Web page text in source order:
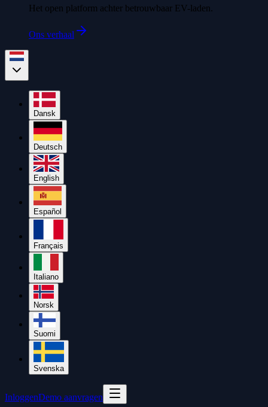
Het open platform achter betrouwbaar EV-laden.
Ons verhaal
Dansk
Deutsch
English
Español
Français
Italiano
Norsk
Suomi
Svenska
InloggenDemo aanvragen